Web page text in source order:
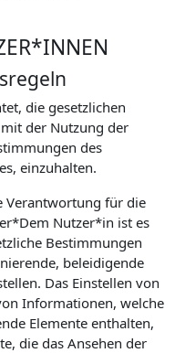
die gesetzlichen
der Nutzung der
des
einzuhalten.
Verantwortung für die
Nutzer*in ist es
Bestimmungen
beleidigende
Das Einstellen von
Informationen, welche
Elemente enthalten,
die das Ansehen der